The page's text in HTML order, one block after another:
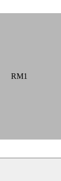
RM1